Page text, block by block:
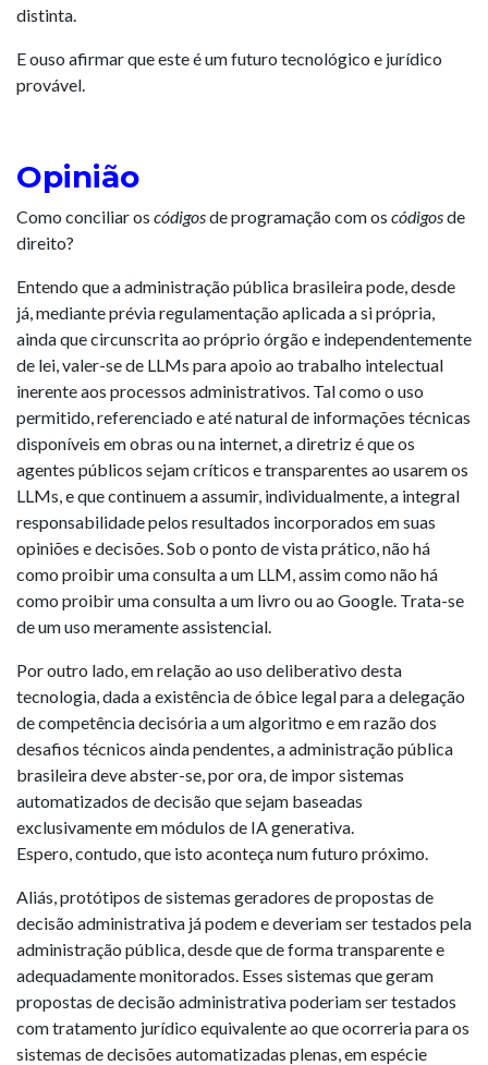
distinta.
E ouso afirmar que este é um futuro tecnológico e jurídico
provável.
Opinião
Como conciliar os códigosde programação com os códigosde
direito?
Entendo que a administração pública brasileira pode, desde
já, mediante prévia regulamentação aplicada a si própria,
ainda que circunscrita ao próprio órgão e independentemente
de lei, valer-se de LLMs para apoio ao trabalho intelectual
inerente aos processos administrativos. Tal como o uso
permitido, referenciado e até natural de informações técnicas
disponíveis em obras ou na internet, a diretriz é que os
agentes públicos sejam críticos e transparentes ao usarem os
LLMs, e que continuem a assumir, individualmente, a integral
responsabilidade pelos resultados incorporados em suas
opiniões e decisões. Sob o ponto de vista prático, não há
como proibir uma consulta a um LLM, assim como não há
como proibir uma consulta a um livro ou ao Google. Trata-se
de um uso meramente assistencial.
Por outro lado, em relação ao uso deliberativo desta
tecnologia, dada a existência de óbice legal para a delegação
de competência decisória a um algoritmo e em razão dos
desafios técnicos ainda pendentes, a administração pública
brasileira deve abster-se, por ora, de impor sistemas
automatizados de decisão que sejam baseadas
exclusivamente em módulos de IA generativa.
Espero, contudo, que isto aconteça num futuro próximo.
Aliás, protótipos de sistemas geradores de propostas de
decisão administrativa já podem e deveriam ser testados pela
administração pública, desde que de forma transparente e
adequadamente monitorados. Esses sistemas que geram
propostas de decisão administrativa poderiam ser testados
com tratamento jurídico equivalente ao que ocorreria para os
sistemas de decisões automatizadas plenas, em espécie